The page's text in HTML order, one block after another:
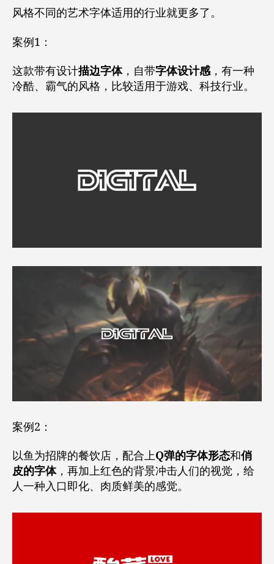
风格不同的艺术字体适用的行业就更多了。
案例1：
这款带有设计描边字体，自带字体设计感，有一种
冷酷、霸气的风格，比较适用于游戏、科技行业。
案例2：
以鱼为招牌的餐饮店，配合上Q弹的字体形态和俏
皮的字体，再加上红色的背景冲击人们的视觉，给
人一种入口即化、肉质鲜美的感觉。